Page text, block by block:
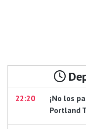
22:20
¡No los
Portland